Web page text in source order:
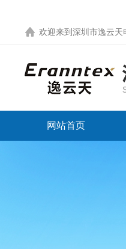
欢迎来到 深圳市逸云天
网站首页